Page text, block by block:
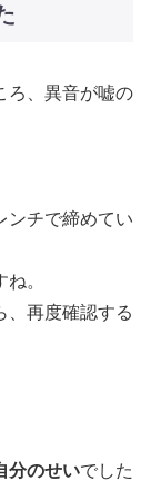
ろ、異音が嘘の
ンチで締めてい
。
、再度確認する
分のせいでした